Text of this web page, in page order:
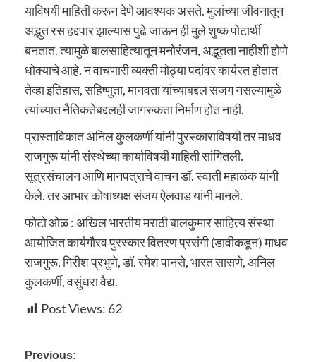
याविषयी माहिती करून देणे आवश्यक असते. मुलांच्या जीवनातून
अद्भुत रस हद्दपार झाल्यास पुढे जाऊन ही मुले शुष्क पोटार्थी
बनतात. त्यामुळे बालसाहित्यातून मनोरंजन, अद्भुतता नाहीशी होणे
धोक्याचे आहे. न वाचणारी व्यक्ती मोठ्या पदांवर कार्यरत होतात
तेव्हा इतिहास, सहिष्णुता, मानवता यांच्याबद्दल सजग नसल्यामुळे
त्यांच्यात नैतिकतेबद्दलही जागरुकता निर्माण होत नाही.
प्रास्ताविकात अनिल कुलकर्णी यांनी पुरस्काराविषयी तर माधव
राजगुरू यांनी संस्थेच्या कार्याविषयी माहिती सांगितली.
सूत्रसंचालन आणि मानपत्राचे वाचन डॉ. स्वाती महाळंक यांनी
केले. तर आभार कोषाध्यक्ष संजय ऐलवाड यांनी मानले.
फोटो ओळ : अखिल भारतीय मराठी बालकुमार साहित्य संस्था
आयोजित कार्यगौरव पुरस्कार वितरण प्रसंगी (डावीकडून) माधव
राजगुरू, गिरीश प्रभुणे, डॉ. रमेश पानसे, भारत सासणे, अनिल
कुलकर्णी, वसुंधरा वैद्य.
Post Views: 62
Previous: